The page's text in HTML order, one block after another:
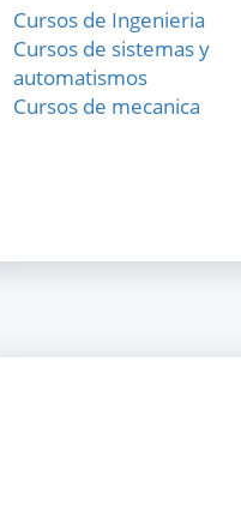
Cursos de Ingenieria
Cursos de sistemas y
automatismos
Cursos de mecanica